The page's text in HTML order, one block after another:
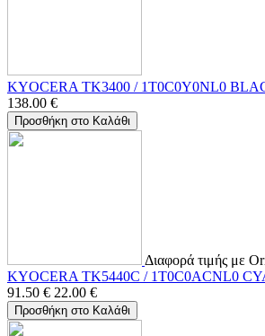
KYOCERA TK3400 / 1T0C0Y0NL0
138.00 €
Προσθήκη στο Καλάθι
Διαφορά τιμής με
KYOCERA TK5440C / 1T0C0ACNL0
91.50 € 22.00 €
Προσθήκη στο Καλάθι